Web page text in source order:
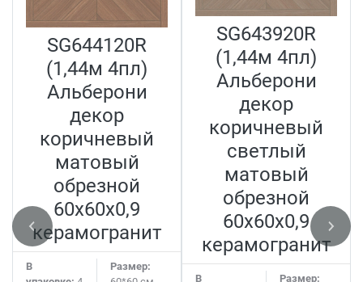
SG644120R
(1,44м 4пл)
Альберони
декор
коричневый
матовый
обрезной
60x60x0,9
керамогранит
В
Размер:
SG643920R
(1,44м 4пл)
Альберони
декор
коричневый
светлый
матовый
обрезной
60x60x0,9
керамогранит
В
Размер: